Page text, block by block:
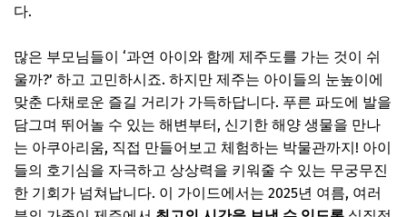
다.
많은 부모님들이 ‘과연 아이와 함께 제주도를 가는 것이 쉬
울까?’ 하고 고민하시죠. 하지만 제주는 아이들의 눈높이에
맞춘 다채로운 즐길 거리가 가득하답니다. 푸른 파도에 발을
담그며 뛰어놀 수 있는 해변부터, 신기한 해양 생물을 만나
는 아쿠아리움, 직접 만들어보고 체험하는 박물관까지! 아이
들의 호기심을 자극하고 상상력을 키워줄 수 있는 무궁무진
한 기회가 넘쳐납니다. 이 가이드에서는 2025년 여름, 여러